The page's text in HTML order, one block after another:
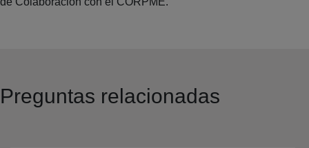
Preguntas relacionadas